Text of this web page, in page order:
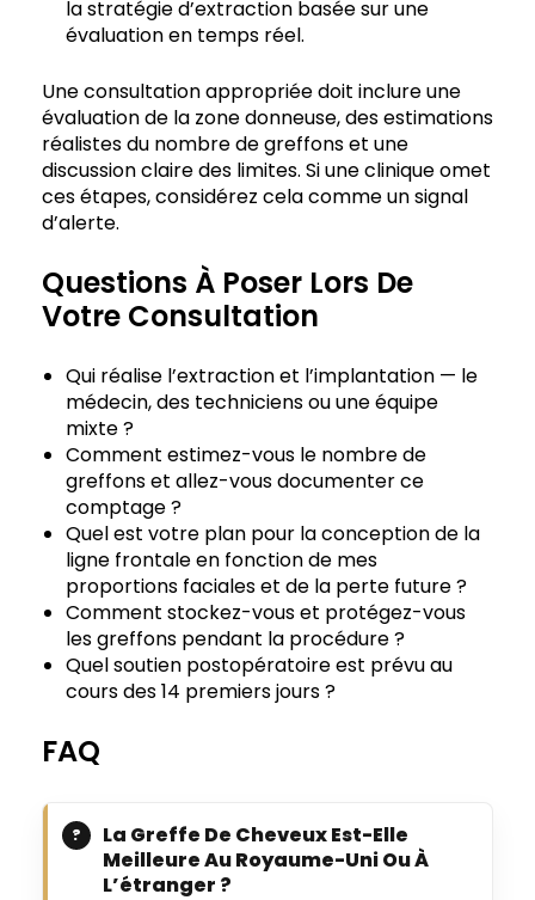
la stratégie d’extraction basée sur une
évaluation en temps réel.
Une consultation appropriée doit inclure une
évaluation de la zone donneuse, des estimations
réalistes du nombre de greffons et une
discussion claire des limites. Si une clinique omet
ces étapes, considérez cela comme un signal
d’alerte.
Questions À Poser Lors De
Votre Consultation
Qui réalise l’extraction et l’implantation — le
médecin, des techniciens ou une équipe
mixte ?
Comment estimez-vous le nombre de
greffons et allez-vous documenter ce
comptage ?
Quel est votre plan pour la conception de la
ligne frontale en fonction de mes
proportions faciales et de la perte future ?
Comment stockez-vous et protégez-vous
les greffons pendant la procédure ?
Quel soutien postopératoire est prévu au
cours des 14 premiers jours ?
FAQ
La Greffe De Cheveux Est-Elle
Meilleure Au Royaume-Uni Ou À
L’étranger ?